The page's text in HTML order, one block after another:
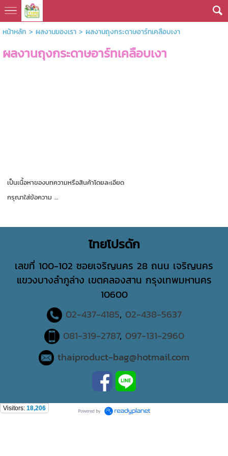
หน้าหลัก > ผลงานของเรา> ผลงานถุงกระดาษอาร์ทเคลือบเงา
ผลงานถุงกระดาษอาร์ทเคลือบเงา
เป็นเนื้อหาของบทความหรือสินค้าโดยละเอียด
กรุณาใส่ข้อความ …
ไทยโปรดัก
เลขที่ 100-102 ซอยเจริญนคร 28 ถนน เจริญนคร
แขวงบางลําภูล่าง เขตคลองสาน กรุงเทพมหานคร
10600
02-437-4185, 02-438-5637
081-319-2787, 097-131-2960
thaiproduct-bag@hotmail.com
Visitors: 18,206